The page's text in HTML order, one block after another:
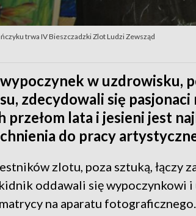
trwa IV Bieszczadzki Zlot Ludzi Zewsząd
w uzdrowisku,
zdecydowali się
przełom lata i jesieni jest
do pracy
zlotu, poza sztuką, łączy
oddawali się wypoczynkowi
na aparatu fotograficznego.